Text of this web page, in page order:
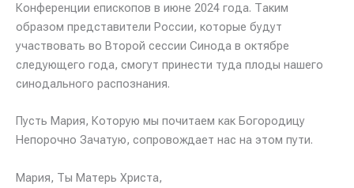
Конференции епископов в июне 2024 года. Таким
образом представители России, которые будут
участвовать во Второй сессии Синода в октябре
следующего года, смогут принести туда плоды нашего
синодального распознания.
Пусть Мария, Которую мы почитаем как Богородицу
Непорочно Зачатую, сопровождает нас на этом пути.
Мария, Ты Матерь Христа,